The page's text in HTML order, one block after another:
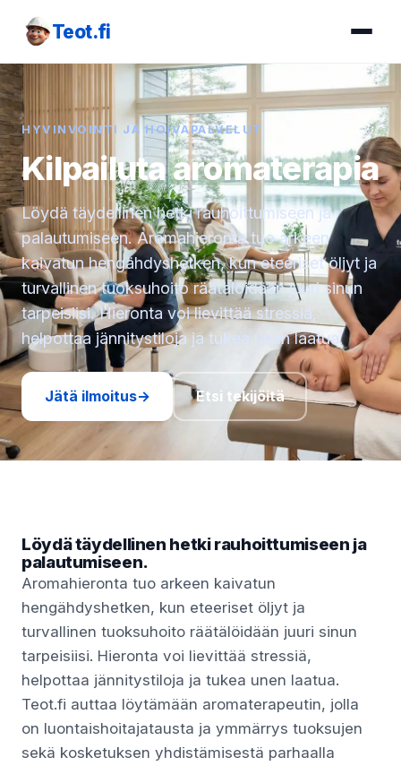
Teot.fi
HYVINVOINTI JA HOIVAPALVELUT
Kilpailuta aromaterapia
Löydä täydellinen hetki rauhoittumiseen ja
palautumiseen. Aromahieronta tuo arkeen
kaivatun hengähdyshetken, kun eteeriset öljyt ja
turvallinen tuoksuhoito räätälöidään juuri sinun
tarpeisiisi. Hieronta voi lievittää stressiä,
helpottaa jännitystiloja ja tukea unen laatua.
Jätä ilmoitus→ Etsi tekijöitä
Löydä täydellinen hetki rauhoittumiseen ja
palautumiseen.
Aromahieronta tuo arkeen kaivatun
hengähdyshetken, kun eteeriset öljyt ja
turvallinen tuoksuhoito räätälöidään juuri sinun
tarpeisiisi. Hieronta voi lievittää stressiä,
helpottaa jännitystiloja ja tukea unen laatua.
Teot.fi auttaa löytämään aromaterapeutin, jolla
on luontaishoitajatausta ja ymmärrys tuoksujen
sekä kosketuksen yhdistämisestä parhaalla